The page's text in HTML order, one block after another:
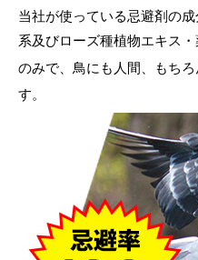
当社が使っている忌避剤の
系及びローズ種植物エキス
のみで、鳥にも人間、もちろ
す。